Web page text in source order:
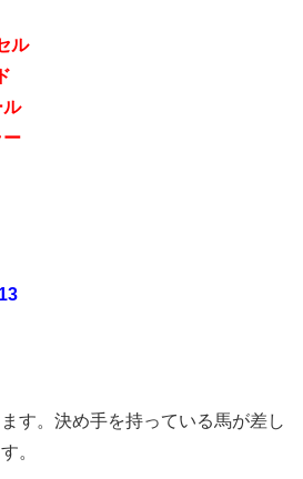
ル
す。決め手を持っている馬が差し
。